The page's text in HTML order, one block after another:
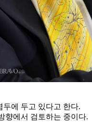
에 두고 있다고 한다.
향에서 검토하는 중이다.